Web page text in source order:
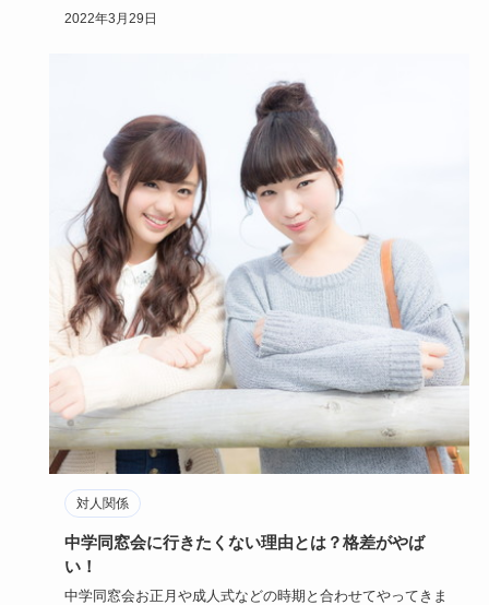
は周りから煙たがられがちです。
2022年3月29日
対人関係
中学同窓会に行きたくない理由とは？格差がやば
い！
中学同窓会お正月や成人式などの時期と合わせてやってきま